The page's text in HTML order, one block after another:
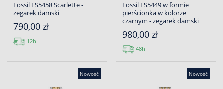
Fossil ES5458 Scarlette -
zegarek damski
790,00 zł
12h
Fossil ES5449 w formie
pierścionka w kolorze
czarnym - zegarek damski
980,00 zł
48h
Nowość Nowość